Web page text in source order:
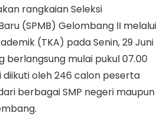
rangkaian Seleksi
(SPMB) Gelombang II melalui
(TKA) pada Senin, 29 Juni
berlangsung mulai pukul 07.00
diikuti oleh 246 calon peserta
berbagai SMP negeri maupun